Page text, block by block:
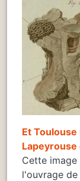
Et
Cette
l'ouvrage